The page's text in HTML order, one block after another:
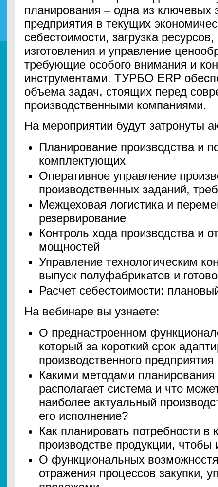
планирования – одна из ключевых
предприятия в текущих
себестоимости, загрузка
изготовления и управление
требующие особого внимания и
инструментами. ТУРБО ERP
объема задач, стоящих перед
производственными компаниями.
На мероприятии будут затронуты
Планирование производства и
комплектующих
Оперативное управление
производственных заданий,
Межцеховая логистика и
резервирование
Контроль хода производства и
мощностей
Управление технологическим
выпуск полуфабрикатов и
Расчет себестоимости:
На вебинаре вы узнаете:
О преднастроенном
который за короткий срок
производственного предприятия
Какими методами планирования
располагает система и что
наиболее актуальный
его исполнение?
Как планировать потребности в
производстве продукции, чтобы
О функциональных
отражения процессов закупки,